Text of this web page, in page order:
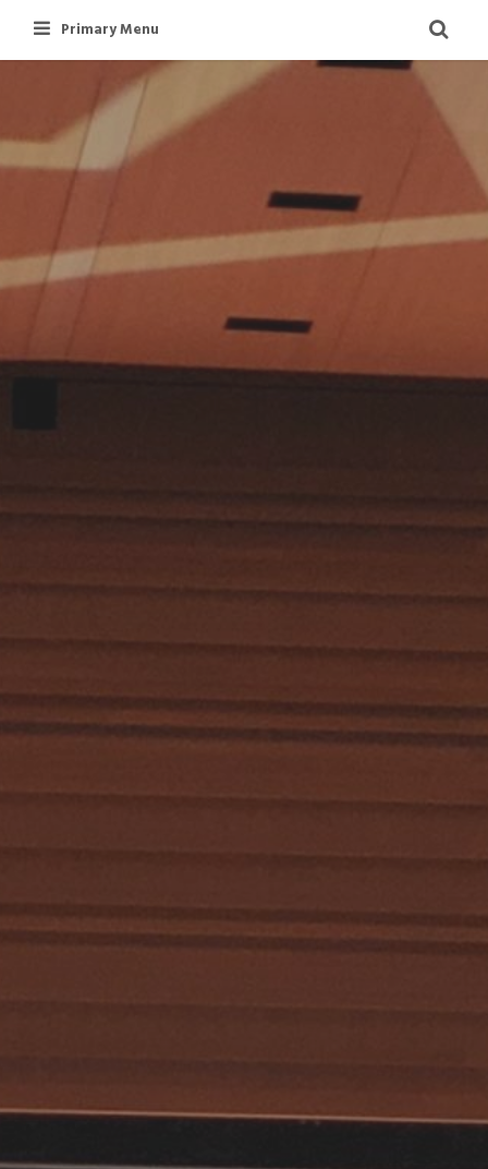
Primary Menu